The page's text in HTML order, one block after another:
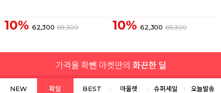
10% 62,300 69,300 10% 62,300 69,300
NEW 확딜 BEST 아울렛 슈퍼세일 오늘발송